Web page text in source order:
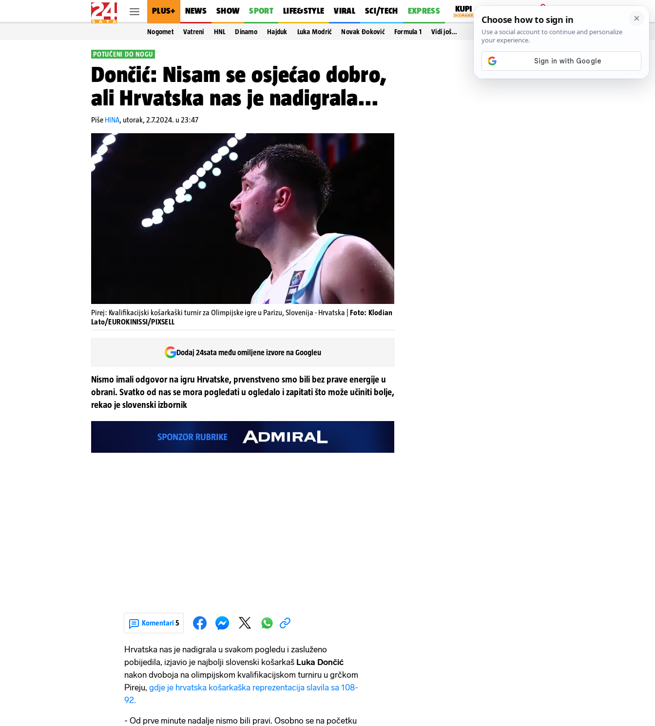
PLUS+ NEWS SHOW SPORT LIFE&STYLE VIRAL SCI/TECH EXPRESS
PRIJAVA
Nogomet Vatreni HNL Dinamo Hajduk Luka Modrić Novak Đoković Formula 1 Vidi još…
POTUČENI DO NOGU
Dončić: Nisam se osjećao dobro,
ali Hrvatska nas je nadigrala...
Piše HINA, utorak, 2.7.2024. u 23:47
Pirej: Kvalifikacijski košarkaški turnir za Olimpijske igre u Parizu, Slovenija - Hrvatska | Foto: Klodian
Lato/EUROKINISSI/PIXSELL
Dodaj 24sata među omiljene izvore na Googleu
Nismo imali odgovor na igru Hrvatske, prvenstveno smo bili bez prave energije u
obrani. Svatko od nas se mora pogledati u ogledalo i zapitati što može učiniti bolje,
rekao je slovenski izbornik
Komentari 5
Hrvatska nas je nadigrala u svakom pogledu i zasluženo
pobijedila, izjavio je najbolji slovenski košarkaš Luka Dončić
nakon dvoboja na olimpijskom kvalifikacijskom turniru u grčkom
Pireju, gdje je hrvatska košarkaška reprezentacija slavila sa 108-
92.
- Od prve minute nadalje nismo bili pravi. Osobno se na početku